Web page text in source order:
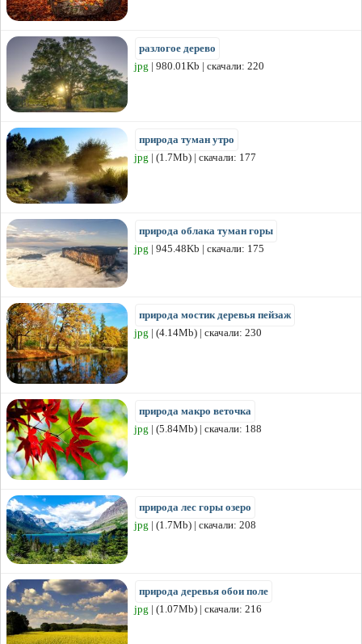
разлогое дерево
jpg | 980.01Kb | скачали: 220
природа туман утро
jpg | (1.7Mb) | скачали: 177
природа облака туман горы
jpg | 945.48Kb | скачали: 175
природа мостик деревья пейзаж
jpg | (4.14Mb) | скачали: 230
природа макро веточка
jpg | (5.84Mb) | скачали: 188
природа лес горы озеро
jpg | (1.7Mb) | скачали: 208
природа деревья обои поле
jpg | (1.07Mb) | скачали: 216